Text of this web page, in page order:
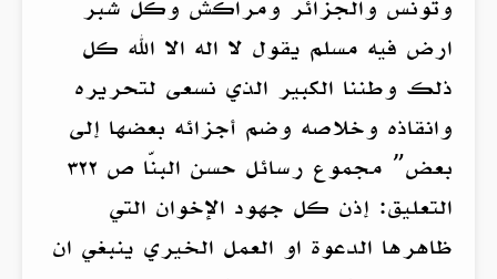
وتونس والجزائر ومراكش وكل شبر
ارض فيه مسلم يقول لا اله الا الله كل
ذلك وطننا الكبير الذي نسعى لتحريره
وانقاذه وخلاصه وضم أجزائه بعضها إلى
بعض” مجموع رسائل حسن البنّا ص ٣٢٢
التعليق: إذن كل جهود الإخوان التي
ظاهرها الدعوة او العمل الخيري ينبغي ان